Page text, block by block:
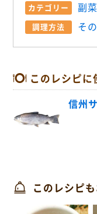
カテゴリー 副
調理方法 そ
このレシピ
信州
このレシピ